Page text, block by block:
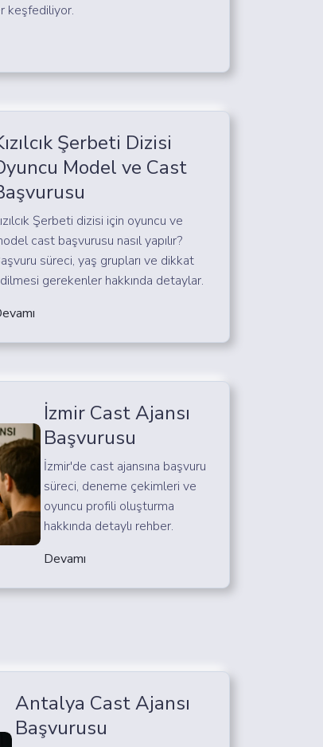
keşfediliyor.
Şerbeti Dizisi
Model ve Cast
Şerbeti dizisi için oyuncu ve
cast başvurusu nasıl yapılır?
süreci, yaş grupları ve dikkat
gerekenler hakkında detaylar.
İzmir Cast Ajansı
Başvurusu
İzmir'de cast ajansına başvuru
süreci, deneme çekimleri ve
oyuncu profili oluşturma
hakkında detaylı rehber.
Devamı
Antalya Cast Ajansı
Başvurusu